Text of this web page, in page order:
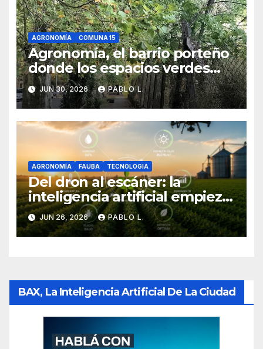
AGRONOMÍA COMUNA 15
Agronomía, el barrio porteño
donde los espacios verdes
cambian el ritmo de la Ciudad
JUN 30, 2026 PABLO L.
AGRONOMÍA FAUBA TECNOLOGIA
Del dron al escáner: la
inteligencia artificial empieza
a cambiar la forma de
producir en el campo
JUN 26, 2026 PABLO L.
BAX, La Inteligencia Artificial De La Ciudad